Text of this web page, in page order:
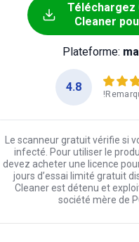
Téléchargez
Cleaner
Plateforme:
4.8
Le scanneur gratuit vérifie si
infecté. Pour utiliser le
devez acheter une licence
jours d’essai limité gratuit
Cleaner est détenu et
société mère de